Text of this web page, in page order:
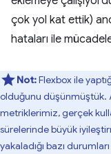
çok yol kat ettik)
hataları ile
Not:Flexbox ile
olduğunu düşünmüştük.
metriklerimiz, gerçek
sürelerinde büyük
yakaladığı bazı